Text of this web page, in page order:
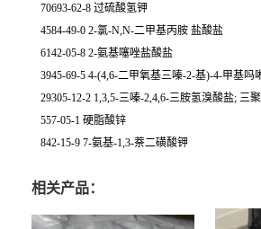
70693-62-8 过硫酸氢钾
4584-49-0 2-氯-N,N-二甲基丙胺 盐酸盐
6142-05-8 2-氨基噻唑盐酸盐
3945-69-5 4-(4,6-二甲氧基三嗪-2-基)-4-甲基吗
29305-12-2 1,3,5-三嗪-2,4,6-三胺氢溴酸盐; 三
557-05-1 硬脂酸锌
842-15-9 7-氨基-1,3-萘二磺酸钾
相关产品：